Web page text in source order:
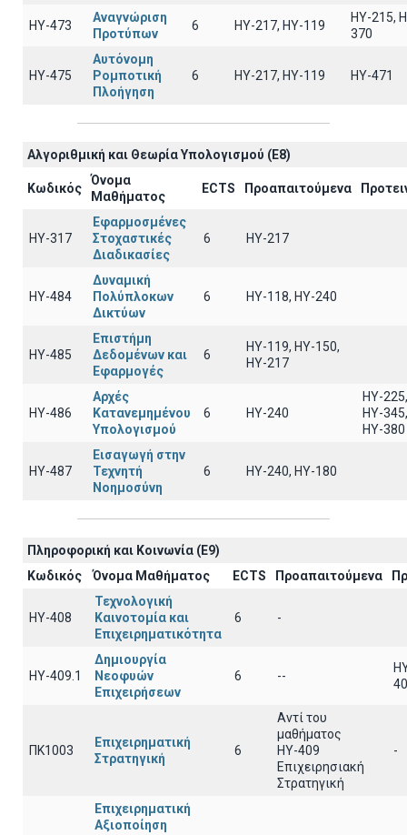
ΗΥ-473
Αναγνώριση
Προτύπων
6 HY-217, HY-119
HY-215,
370
ΗΥ-475
Αυτόνομη
Ρομποτική
Πλοήγηση
6 HY-217, HY-119 ΗΥ-471
Αλγοριθμική και Θεωρία Υπολογισμού (E8)
Κωδικός
Όνομα
Μαθήματος
ECTS Προαπαιτούμενα
ΗΥ-317
Εφαρμοσμένες
Στοχαστικές
Διαδικασίες
6 HY-217
ΗΥ-484
Δυναμική
Πολύπλοκων
Δικτύων
6 ΗΥ-118, ΗΥ-240
ΗΥ-485
Επιστήμη
Δεδομένων και
Εφαρμογές
6
ΗΥ-119, ΗΥ-150,
ΗΥ-217
ΗΥ-486
Αρχές
Κατανεμημένου
Υπολογισμού
6 ΗΥ-240
ΗΥ-225,
ΗΥ-345,
ΗΥ-380
ΗΥ-487
Εισαγωγή στην
Τεχνητή
Νοημοσύνη
6 HY-240, HY-180
Πληροφορική και Κοινωνία (E9)
Κωδικός
Όνομα Μαθήματος ECTS Προαπαιτούμενα
ΗΥ-408
Τεχνολογική
Καινοτομία και
Επιχειρηματικότητα
6 -
ΗΥ-409.1
Δημιουργία
Νεοφυών
Επιχειρήσεων
6 --
ΠΚ1003
Επιχειρηματική
Στρατηγική
6
Αντί του
μαθήματος
ΗΥ-409
Επιχειρησιακή
Στρατηγική
-
Επιχειρηματική
Αξιοποίηση